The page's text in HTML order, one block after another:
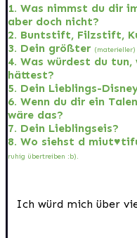
1. Was nimmst du dir
aber doch nicht?
2. Buntstift, Filzstift,
3. Dein größter (materieller)
4. Was würdest du tun,
hättest?
5. Dein Lieblings-
6. Wenn du dir ein
wäre das?
7. Dein Lieblingseis?
8. Wo siehst d
ruhig übertreiben :b).
Ich würd mich über